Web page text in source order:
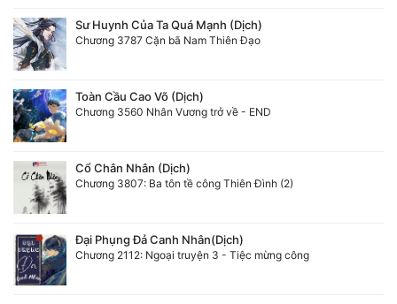
Sư Huynh Của Ta Quá Mạnh (Dịch)
Chương 3787 Cặn bã Nam Thiên Đạo
Toàn Cầu Cao Võ (Dịch)
Chương 3560 Nhân Vương trở về - END
Cổ Chân Nhân (Dịch)
Chương 3807: Ba tôn tề công Thiên Đình (2)
Đại Phụng Đả Canh Nhân(Dịch)
Chương 2112: Ngoại truyện 3 - Tiệc mừng công